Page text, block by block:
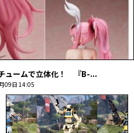
ュームで立体化！ 『B-...
09日 14:05